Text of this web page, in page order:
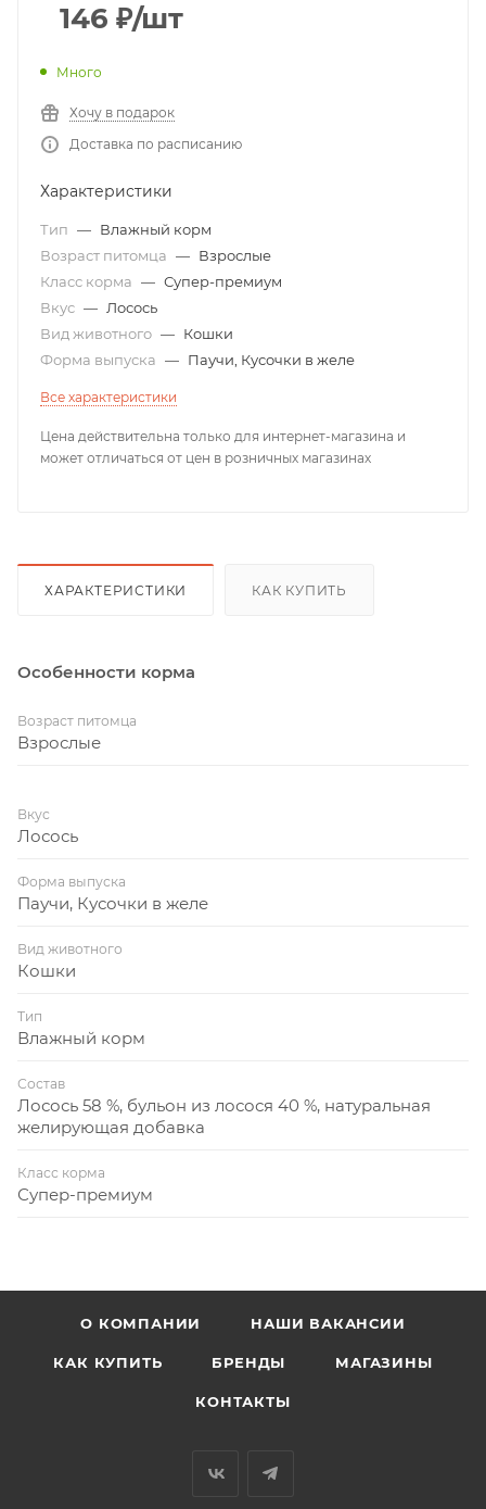
146 ₽/шт
Много
Хочу в подарок
Доставка по расписанию
Характеристики
Тип — Влажный корм
Возраст питомца — Взрослые
Класс корма — Супер-премиум
Вкус — Лосось
Вид животного — Кошки
Форма выпуска — Паучи, Кусочки в желе
Все характеристики
Цена действительна только для интернет-магазина и
может отличаться от цен в розничных магазинах
ХАРАКТЕРИСТИКИ КАК КУПИТЬ
Особенности корма
Возраст питомца
Взрослые
Вкус
Лосось
Форма выпуска
Паучи, Кусочки в желе
Вид животного
Кошки
Тип
Влажный корм
Состав
Лосось 58 %, бульон из лосося 40 %, натуральная
желирующая добавка
Класс корма
Супер-премиум
О КОМПАНИИ НАШИ ВАКАНСИИ
КАК КУПИТЬ БРЕНДЫ МАГАЗИНЫ
КОНТАКТЫ